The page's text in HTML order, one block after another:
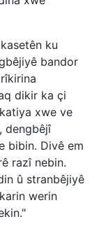
ku
bandor
dikir ka çi
xwe ve
dengbêjî
bibin. Divê em
razî nebin.
û stranbêjiyê
werin